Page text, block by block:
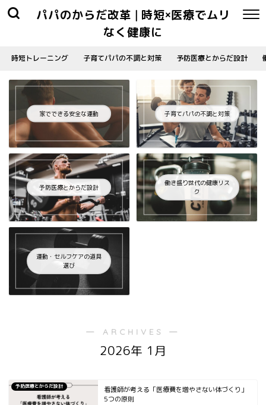
パパのからだ改革 | 時短×医療でムリ
なく健康に
時短トレーニング 子育てパパの不調と対策 予防医療とからだ設計
家でできる安全な運動 子育てパパの不調と対策
予防医療とからだ設計
働き盛り世代の健康リス
ク
運動・セルフケアの道具
選び
― ARCHIVES ―
2026年 1月
予防医療とからだ設計
看護師が考える「医療費を増やさない体づくり」
5つの原則